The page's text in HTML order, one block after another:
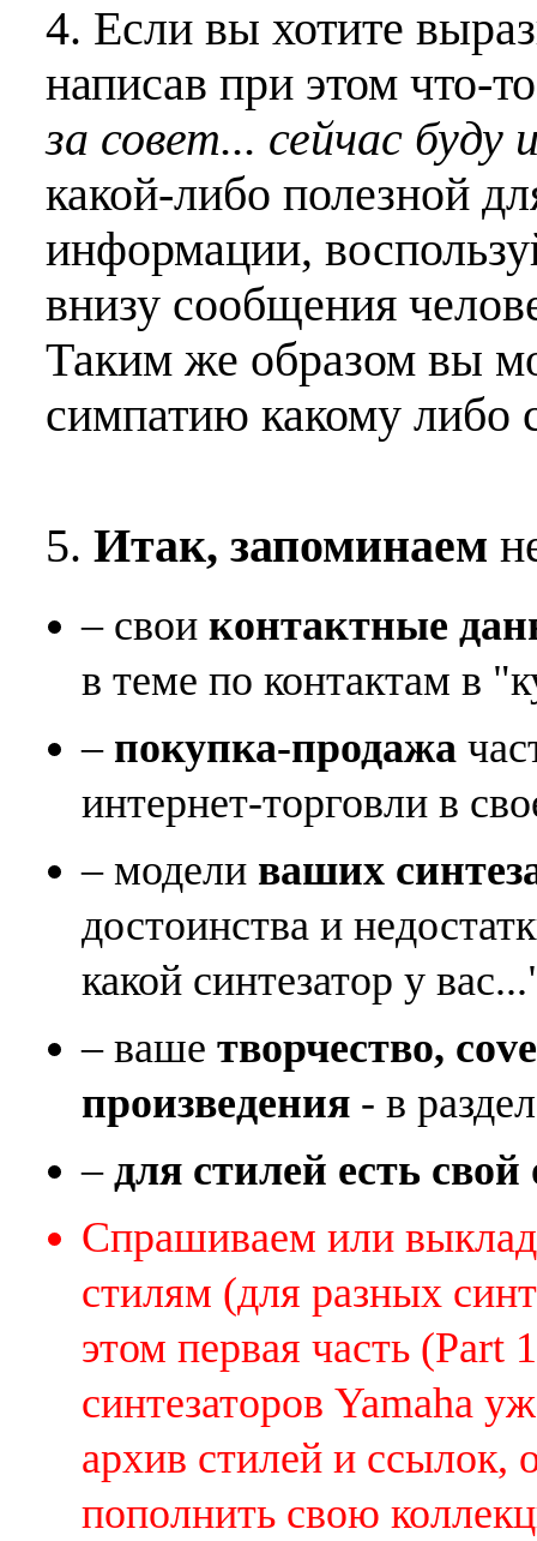
4. Если вы хотите
написав при этом что-
за совет... сейчас буду
какой-либо полезной
информации,
внизу сообщения
Таким же образом вы
симпатию какому
5. Итак, запоминаем
– свои контактные
в теме по контактам в
– покупка-продажа
интернет-торговли в
– модели ваших
достоинства и
какой синтезатор у
– ваше творчество,
произведения - в
–для стилей есть
Спрашиваем или
стилям (для разных
этом первая часть
синтезаторов Yamaha
архив стилей и ссылок,
пополнить свою